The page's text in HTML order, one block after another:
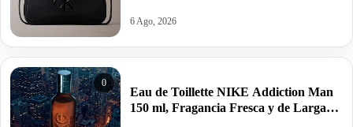
6 Ago, 2026
0
Eau de Toillette NIKE Addiction Man
150 ml, Fragancia Fresca y de Larga